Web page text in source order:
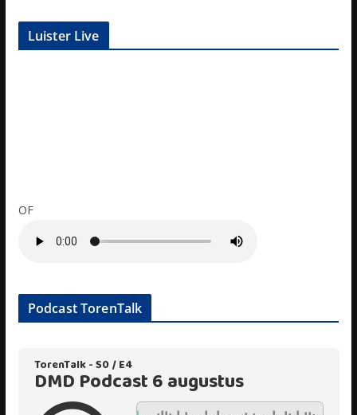
Luister Live
OF
Podcast TorenTalk